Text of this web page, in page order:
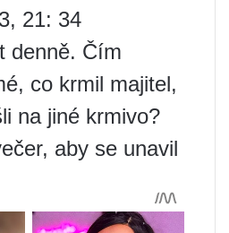
21: 34
denně. Čím
co krmil majitel,
na jiné krmivo?
aby se unavil